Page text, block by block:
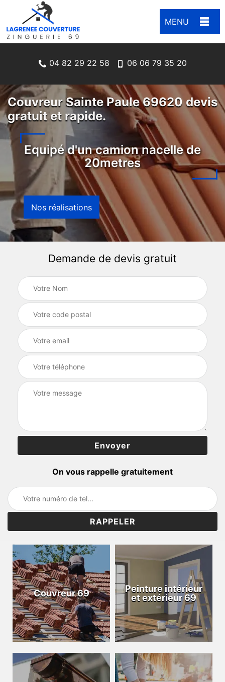
MENU
04 82 29 22 58 06 06 79 35 20
Couvreur Sainte Paule 69620 devis
gratuit et rapide.
Equipé d'un camion nacelle de
20metres
Nos réalisations
Demande de devis gratuit
On vous rappelle gratuitement
Couvreur 69
Peinture intérieur
et extérieur 69